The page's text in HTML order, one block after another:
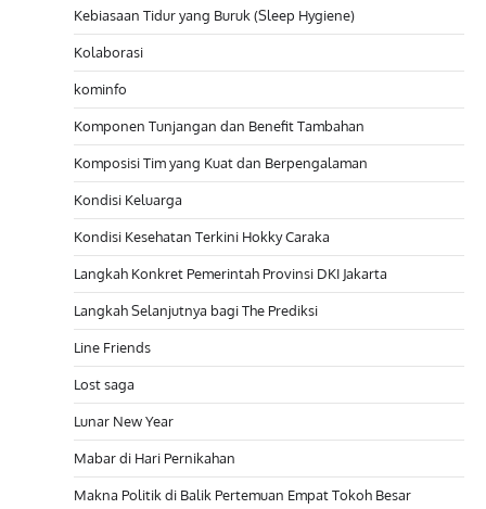
Kebiasaan Tidur yang Buruk (Sleep Hygiene)
Kolaborasi
kominfo
Komponen Tunjangan dan Benefit Tambahan
Komposisi Tim yang Kuat dan Berpengalaman
Kondisi Keluarga
Kondisi Kesehatan Terkini Hokky Caraka
Langkah Konkret Pemerintah Provinsi DKI Jakarta
Langkah Selanjutnya bagi The Prediksi
Line Friends
Lost saga
Lunar New Year
Mabar di Hari Pernikahan
Makna Politik di Balik Pertemuan Empat Tokoh Besar